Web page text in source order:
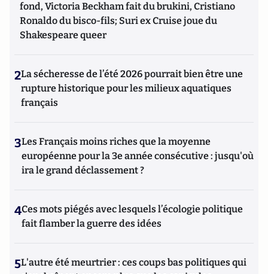
fond, Victoria Beckham fait du brukini, Cristiano
Ronaldo du bisco-fils; Suri ex Cruise joue du
Shakespeare queer
2La sécheresse de l’été 2026 pourrait bien être une
rupture historique pour les milieux aquatiques
français
3Les Français moins riches que la moyenne
européenne pour la 3e année consécutive : jusqu'où
ira le grand déclassement ?
4Ces mots piégés avec lesquels l’écologie politique
fait flamber la guerre des idées
5L'autre été meurtrier : ces coups bas politiques qui